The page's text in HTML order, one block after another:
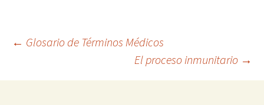
Navegación
de
← Glosario de Términos Médicos
El proceso inmunitario →